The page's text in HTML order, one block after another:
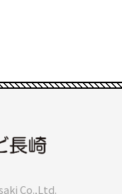
Co.,Ltd.